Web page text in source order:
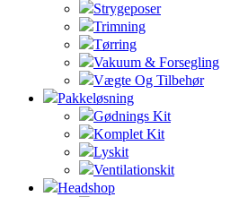
Strygeposer
Trimning
Tørring
Vakuum & Forsegling
Vægte Og Tilbehør
Pakkeløsning
Gødnings Kit
Komplet Kit
Lyskit
Ventilationskit
Headshop